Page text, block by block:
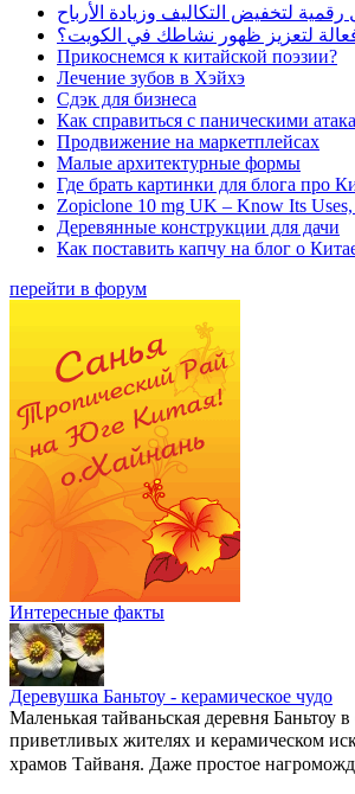
لتخفيض التكاليف وزيادة الأرباح
لتعزيز ظهور نشاطك في الكويت؟
Прикоснемся к китайской поэзии?
Лечение зубов в Хэйхэ
Сдэк для бизнеса
Как справиться с паническими
Продвижение на маркетплейсах
Малые архитектурные формы
Где брать картинки для блога про
Zopiclone 10 mg UK – Know Its
Деревянные конструкции для дачи
Как поставить капчу на блог о
перейти в форум
Интересные факты
Деревушка Баньтоу - керамическое чудо
Маленькая тайваньская деревня Баньтоу
приветливых жителях и керамическом
храмов Тайваня. Даже простое